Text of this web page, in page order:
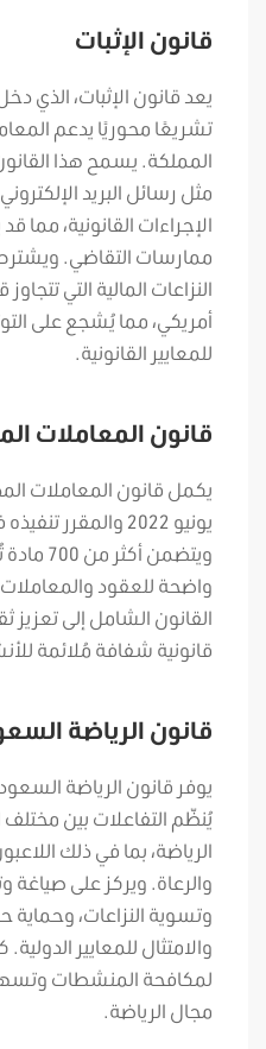
قانون الإثبات
تشريعًا محوريًا يدعم
المملكة. يسمح هذا
مثل رسائل البريد
الإجراءات القانونية، مما
ممارسات التقاضي.
أمريكي، مما يُشجع على
للمعايير القانونية.
قانون المعاملات
يكمل قانون المعاملات
يونيو 2022 والمقرر
ويتضمن
واضحة للعقود
القانون الشامل إلى تعزيز
قانونية شفافة مُلائمة
قانون الرياضة
يوفر قانون الرياضة
يُنظّم التفاعلات بين
الرياضة، بما في ذلك
والرعاة. ويركز على صياغة
وتسوية النزاعات، وحماية
والامتثال للمعايير الدولية.
لمكافحة المنشطات
مجال الرياضة.